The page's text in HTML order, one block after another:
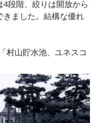
段階、絞りは開放から
きました。結構な優れ
村山貯水池、ユネスコ